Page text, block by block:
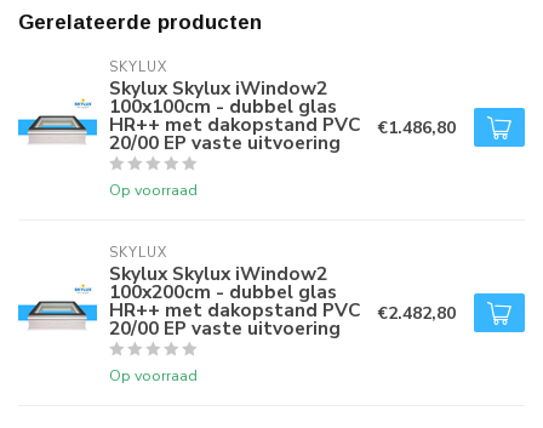
Gerelateerde producten
SKYLUX
Skylux Skylux iWindow2
100x100cm - dubbel glas
HR++ met dakopstand PVC
20/00 EP vaste uitvoering
Op voorraad
€1.486,80
SKYLUX
Skylux Skylux iWindow2
100x200cm - dubbel glas
HR++ met dakopstand PVC
20/00 EP vaste uitvoering
Op voorraad
€2.482,80